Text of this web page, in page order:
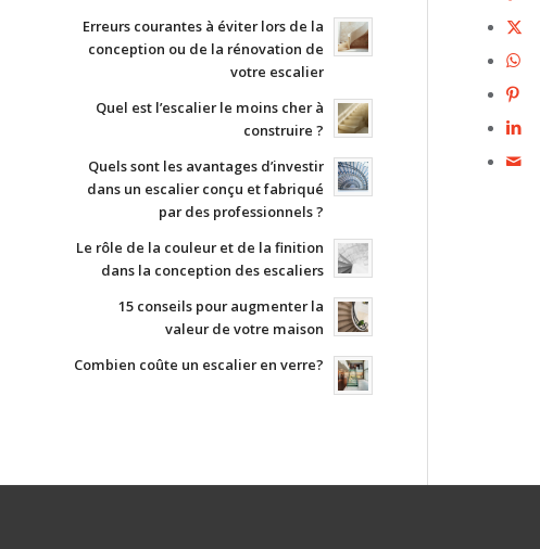
Erreurs courantes à éviter lors de la
conception ou de la rénovation de
votre escalier
Quel est l’escalier le moins cher à
construire ?
Quels sont les avantages d’investir
dans un escalier conçu et fabriqué
par des professionnels ?
Le rôle de la couleur et de la finition
dans la conception des escaliers
15 conseils pour augmenter la
valeur de votre maison
Combien coûte un escalier en verre?